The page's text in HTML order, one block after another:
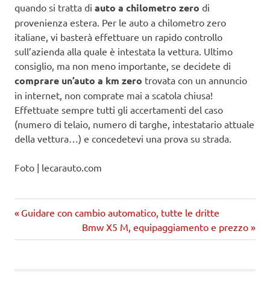
quando si tratta di auto a chilometro zero di
provenienza estera. Per le auto a chilometro zero
italiane, vi basterà effettuare un rapido controllo
sull’azienda alla quale è intestata la vettura. Ultimo
consiglio, ma non meno importante, se decidete di
comprare un’auto a km zero trovata con un annuncio
in internet, non comprate mai a scatola chiusa!
Effettuate sempre tutti gli accertamenti del caso
(numero di telaio, numero di targhe, intestatario attuale
della vettura…) e concedetevi una prova su strada.
Foto | lecarauto.com
Navigazione
articoli
Precedente
Guidare con cambio automatico, tutte le dritte
Prossimo
articolo
Bmw X5 M, equipaggiamento e prezzo